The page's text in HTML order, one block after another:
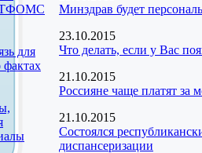
ТФОМС
для
Минздрав будет
23.10.2015
Что делать, если у Вас
21.10.2015
Россияне чаще платят за
21.10.2015
Состоялся
диспансеризации